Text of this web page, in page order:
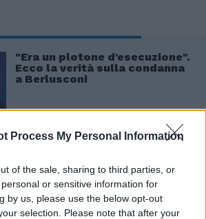
Process My Personal Information
of the sale, sharing to third parties, or
or sensitive information for
by us, please use the below opt-out
selection. Please note that after your
"Era un plotone d'esecuzione".
Ecco la verità sulla condanna
a Berlusconi